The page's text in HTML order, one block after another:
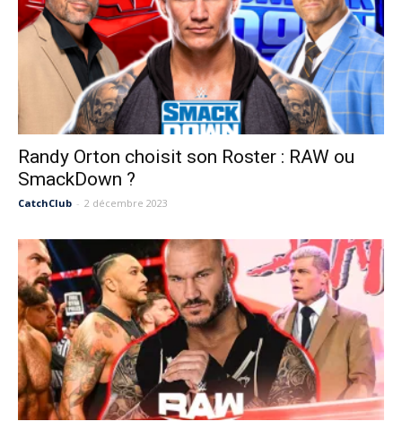
Randy Orton choisit son Roster : RAW ou
SmackDown ?
CatchClub - 2 décembre 2023